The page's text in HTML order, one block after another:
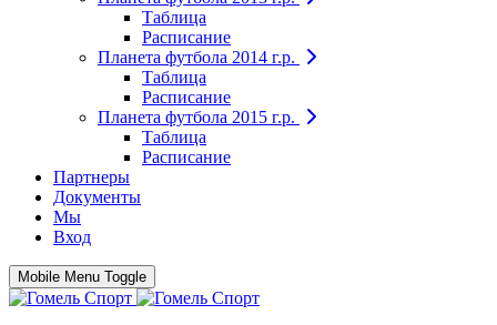
Таблица
Расписание
Планета футбола 2014 г.р.
Таблица
Расписание
Планета футбола 2015 г.р.
Таблица
Расписание
Партнеры
Документы
Мы
Вход
Mobile Menu Toggle